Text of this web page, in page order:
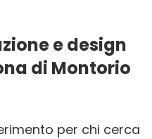
e design
di Montorio
per chi cerca